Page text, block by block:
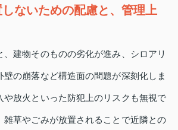
ないための配慮と、管理上
、建物そのものの劣化が進み、シロアリ
壁の崩落など構造面の問題が深刻化しま
や放火といった防犯上のリスクも無視で
雑草やごみが放置されることで近隣との